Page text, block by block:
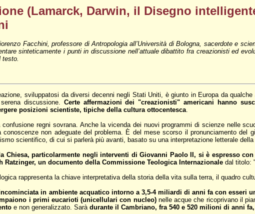
(Lamarck, Darwin, il Disegno
Facchini, professore di Antropologia all’Università di Bologna, sacerdote e
sinteticamente i punti in discussione nell’attuale dibattito fra creazionisti ed
testo.
sviluppatosi da diversi decenni negli Stati Uniti, è giunto in Europa da
discussione. Certe affermazioni dei "creazionisti" americani hanno
posizioni scientiste, tipiche della cultura ottocentesca.
regni sovrana. Anche la vicenda dei nuovi programmi di scienze nelle
conoscenze non adeguate del problema. È del mese scorso il pronunciamento del
scientifico, di cui si parlerà più avanti, basato su una interpretazione letterale
Chiesa, particolarmente negli interventi di Giovanni Paolo II, si è espresso
Ratzinger, un documento della Commissione Teologica Internazionaledal titolo:
rappresenta la chiave interpretativa della storia della vita sulla terra, il quadro
in ambiente acquatico intorno a 3,5-4 miliardi di anni fa con esseri
i primi eucarioti (unicellulari con nucleo)nelle acque che ricoprivano il
e non generalizzato. Sarà durante il Cambriano, fra 540 e 520 milioni di anni